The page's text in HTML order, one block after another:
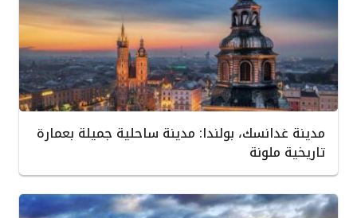
مدينة غدانسك، بولندا: مدينة ساحلية جميلة بعمارة
تاريخية ملونة